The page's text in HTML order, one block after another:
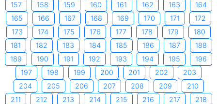
157
158 159 160 161 162 163
164
165
166 167 168 169 170 171
172
173
174 175 176 177 178 179
180
181
182 183 184 185 186 187
188
189
190 191 192 193 194 195
196
197
198 199 200 201 202
203
204
205 206 207 208 209
210
211
212 213 214 215 216 217
218